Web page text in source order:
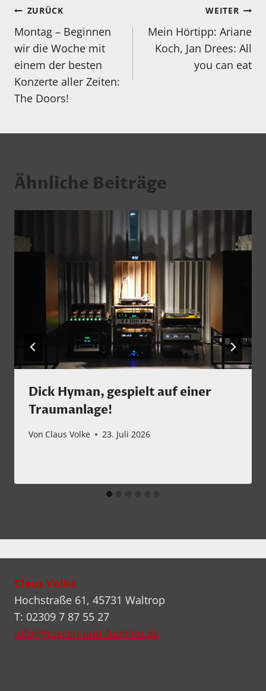
Beitragsnavigation
ZURÜCK
Montag – Beginnen
wir die Woche mit
einem der besten
Konzerte aller Zeiten:
The Doors!
WEITER
Mein Hörtipp: Ariane
Koch, Jan Drees: All
you can eat
Ähnliche Beiträge
Dick Hyman, gespielt auf einer
Traumanlage!
Von Claus Volke 23. Juli 2026
Claus Volke
Hochstraße 61, 45731 Waltrop
T: 02309 7 87 55 27
info@hoeren-und-fuehlen.de